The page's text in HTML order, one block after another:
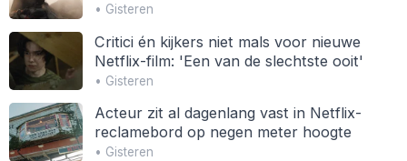
• Gisteren
Critici én kijkers niet mals voor nieuwe
Netflix-film: 'Een van de slechtste ooit'
• Gisteren
Acteur zit al dagenlang vast in Netflix-
reclamebord op negen meter hoogte
• Gisteren